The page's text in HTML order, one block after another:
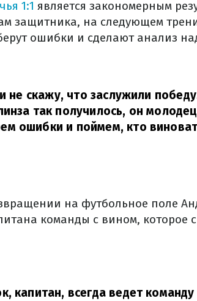
1:1 является закономерным
защитника, на следующем
ошибки и сделают анализ
скажу, что заслужили
так получилось, он
ошибки и поймем, кто
на футбольное поле
команды с вином, которое
капитан, всегда ведет